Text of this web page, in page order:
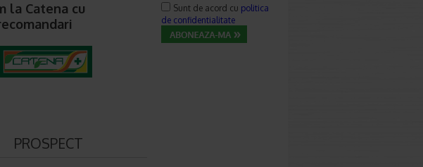
la Catena cu
PROSPECT
Sunt de acord cu politica
de confidentialitate